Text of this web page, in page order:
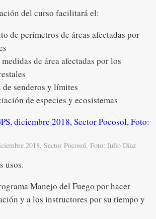
del curso facilitará el:
de perímetros de áreas afectadas por
de área afectadas por los
senderos y límites
de especies y ecosistemas
2018, Sector Pocosol, Foto: Julio Díaz
usos.
Manejo del Fuego por hacer
y a los instructores por su tiempo y